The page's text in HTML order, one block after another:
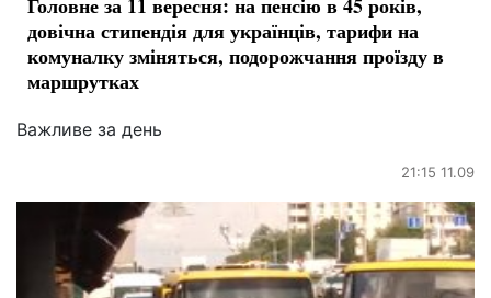
Головне за 11 вересня: на пенсію в 45 років,
довічна стипендія для українців, тарифи на
комуналку зміняться, подорожчання проїзду в
маршрутках
Важливе за день
21:15 11.09